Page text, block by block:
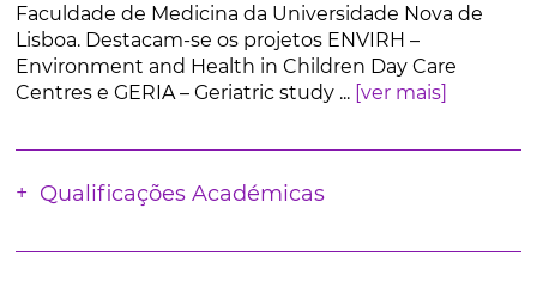
Faculdade de Medicina da Universidade Nova de
Lisboa. Destacam-se os projetos ENVIRH –
Environment and Health in Children Day Care
Centres e GERIA – Geriatric study ... [ver mais]
Qualificações Académicas